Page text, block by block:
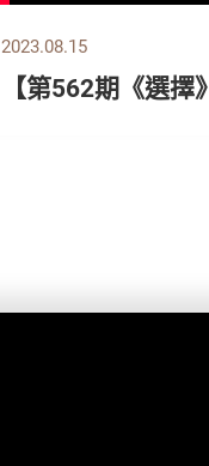
2023.08.15
【第562期《選擇